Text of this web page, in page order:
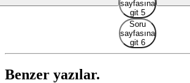
sayfasına
git 5
Soru
sayfasına
git 6
Benzer yazılar.